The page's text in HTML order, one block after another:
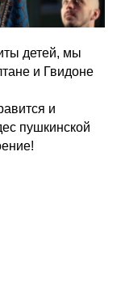
детей, мы
и Гвидоне
и
пушкинской